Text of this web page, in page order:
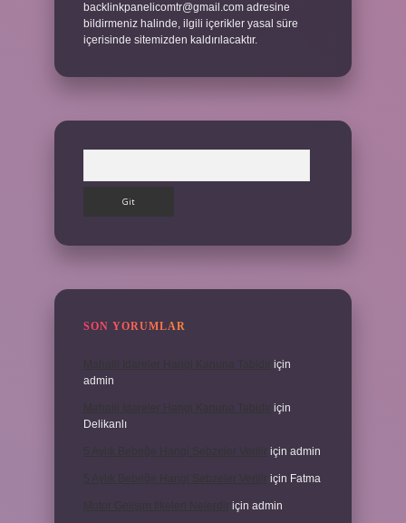
backlinkpanelicomtr@gmail.com adresine
bildirmeniz halinde, ilgili içerikler yasal süre
içerisinde sitemizden kaldırılacaktır.
SON YORUMLAR
için
admin
için
Delikanlı
için admin
5 Aylık Bebeğe Hangi Sebzeler Verilir için Fatma
için admin